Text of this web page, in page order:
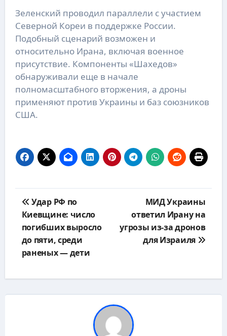
Зеленский проводил параллели с участием
Северной Кореи в поддержке России.
Подобный сценарий возможен и
относительно Ирана, включая военное
присутствие. Компоненты «Шахедов»
обнаруживали еще в начале
полномасштабного вторжения, а дроны
применяют против Украины и баз союзников
США.
по
записям
Удар РФ по
Киевщине: число
погибших выросло
до пяти, среди
раненых — дети
МИД Украины
ответил Ирану на
угрозы из-за дронов
для Израиля